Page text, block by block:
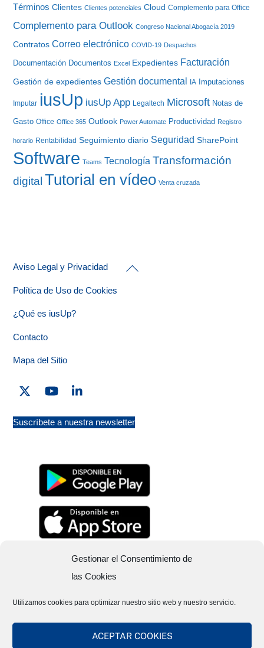
Gestionar el Consentimiento de
las Cookies
Utilizamos cookies para optimizar nuestro sitio web y nuestro servicio.
ACEPTAR COOKIES
Términos Clientes Clientes potenciales Cloud Complemento para Office
Complemento para Outlook Congreso Nacional Abogacía 2019
Contratos Correo electrónico COVID-19 Despachos
Documentación Documentos Excel Expedientes Facturación
Gestión de expedientes Gestión documental IA Imputaciones
Imputar iusUp iusUp App Legaltech Microsoft Notas de
Gasto Office Office 365 Outlook Power Automate Productividad Registro
horario Rentabilidad Seguimiento diario Seguridad SharePoint
Software Teams Tecnología Transformación
digital Tutorial en vídeo Venta cruzada
Back
Aviso Legal y Privacidad
Política de Uso de Cookies
¿Qué es iusUp?
Contacto
Mapa del Sitio
YouTube
Suscríbete a nuestra newsletter